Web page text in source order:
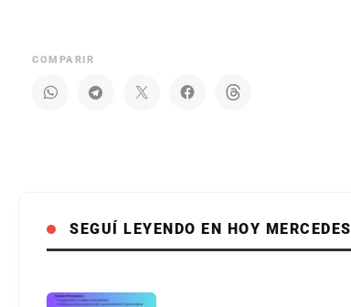
COMPARIR
SEGUÍ LEYENDO EN HOY MERCEDES